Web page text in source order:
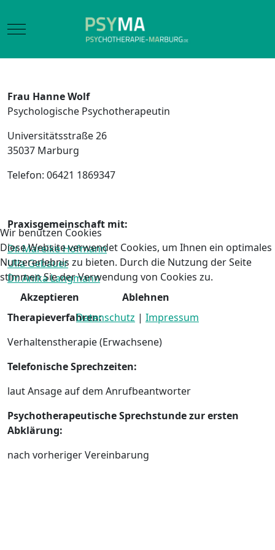
Mobile Menu Toggle
Frau Hanne Wolf
Psychologische Psychotherapeutin
Universitätsstraße 26
35037 Marburg
Telefon: 06421 1869347
Praxisgemeinschaft mit:
Dr. Mareike Hofmann
Ulla Gebauer
Dr. Anika Langmann
Therapieverfahren:
Verhaltenstherapie (Erwachsene)
Telefonische Sprechzeiten:
laut Ansage auf dem Anrufbeantworter
Psychotherapeutische Sprechstunde zur ersten
Abklärung:
nach vorheriger Vereinbarung
Wir benutzen Cookies
Diese Website verwendet Cookies, um Ihnen ein optimales
Nutzererlebnis zu bieten. Durch die Nutzung der Seite
stimmen Sie der Verwendung von Cookies zu.
Akzeptieren
Ablehnen
Datenschutz | Impressum